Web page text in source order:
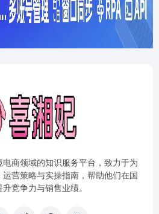
商领域的知识服务平台，致力于为
营策略与实操指南，帮助他们在国
竞争力与销售业绩。